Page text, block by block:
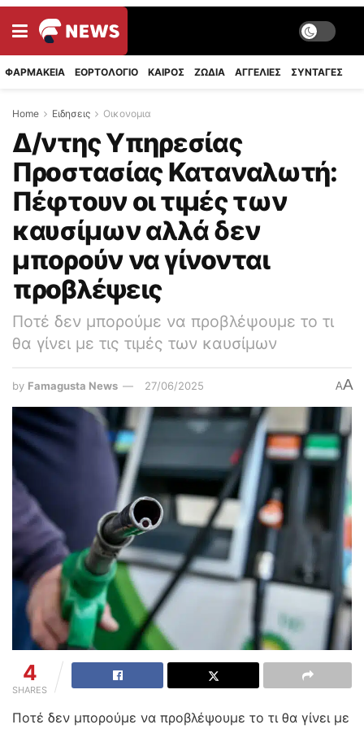
ΦΑΡΜΑΚΕΙΑ ΕΟΡΤΟΛΟΓΙΟ ΚΑΙΡΟΣ ΖΩΔΙΑ ΑΓΓΕΛΙΕΣ ΣΥΝΤΑΓΈΣ
Home Ειδησεις Οικονομια
Δ/ντης Υπηρεσίας
Προστασίας Καταναλωτή:
Πέφτουν οι τιμές των
καυσίμων αλλά δεν
μπορούν να γίνονται
προβλέψεις
Ποτέ δεν μπορούμε να προβλέψουμε το τι
θα γίνει με τις τιμές των καυσίμων
by Famagusta News 27/06/2025 AA
4
SHARES
Ποτέ δεν μπορούμε να προβλέψουμε το τι θα γίνει με